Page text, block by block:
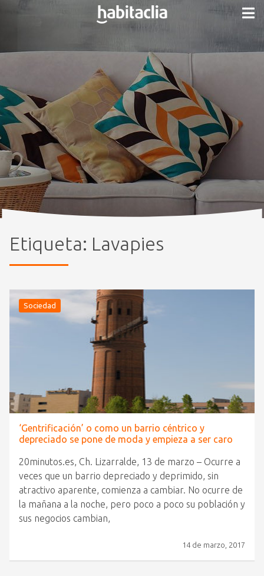
Etiqueta: Lavapies
Sociedad
‘Gentrificación’ o como un barrio céntrico y
depreciado se pone de moda y empieza a ser caro
20minutos.es, Ch. Lizarralde, 13 de marzo – Ocurre a
veces que un barrio depreciado y deprimido, sin
atractivo aparente, comienza a cambiar. No ocurre de
la mañana a la noche, pero poco a poco su población y
sus negocios cambian,
14 de marzo, 2017